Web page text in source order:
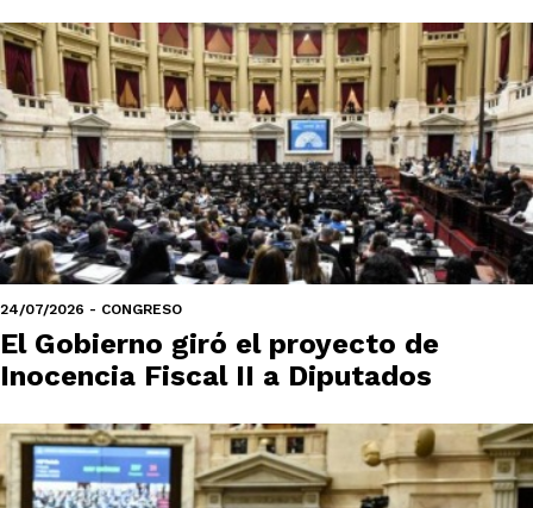
24/07/2026 - CONGRESO
El Gobierno giró el proyecto de
Inocencia Fiscal II a Diputados